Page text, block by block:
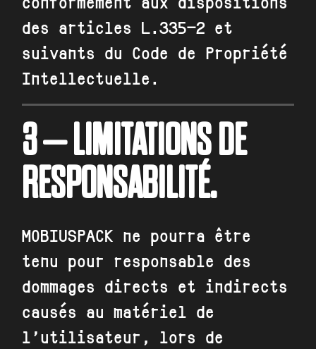
des articles L.335-2 et
suivants du Code de Propriété
Intellectuelle.
3 – LIMITATIONS DE
RESPONSABILITÉ.
MOBIUSPACK ne pourra être
tenu pour responsable des
dommages directs et indirects
causés au matériel de
l’utilisateur, lors de